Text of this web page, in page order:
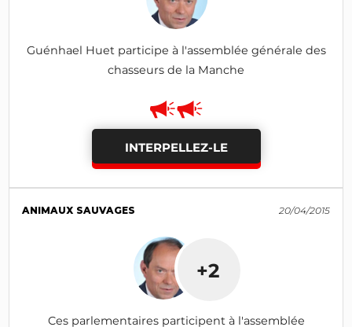
Guénhael Huet participe à l'assemblée générale des
chasseurs de la Manche
INTERPELLEZ-LE
ANIMAUX SAUVAGES 20/04/2015
+2
Ces parlementaires participent à l'assemblée